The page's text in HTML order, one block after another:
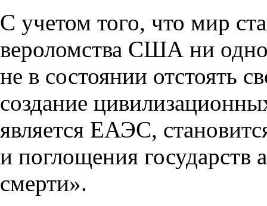
С учетом того, что мир
вероломства США ни одно
не в состоянии отстоять
создание
является ЕАЭС,
и поглощения
смерти».